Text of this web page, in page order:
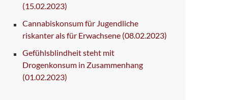
(15.02.2023)
Cannabiskonsum für Jugendliche
riskanter als für Erwachsene (08.02.2023)
Gefühlsblindheit steht mit
Drogenkonsum in Zusammenhang
(01.02.2023)